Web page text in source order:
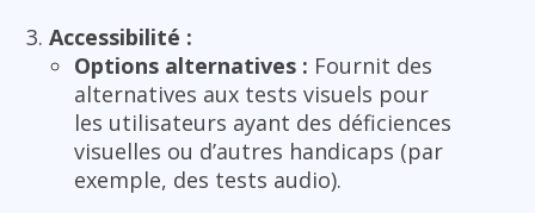
Accessibilité :
Options alternatives : Fournit des
alternatives aux tests visuels pour
les utilisateurs ayant des déficiences
visuelles ou d’autres handicaps (par
exemple, des tests audio).